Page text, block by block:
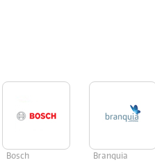
Bosch Branquia